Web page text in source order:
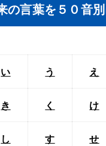
の言葉を５０音
い う え
き く け
し す せ